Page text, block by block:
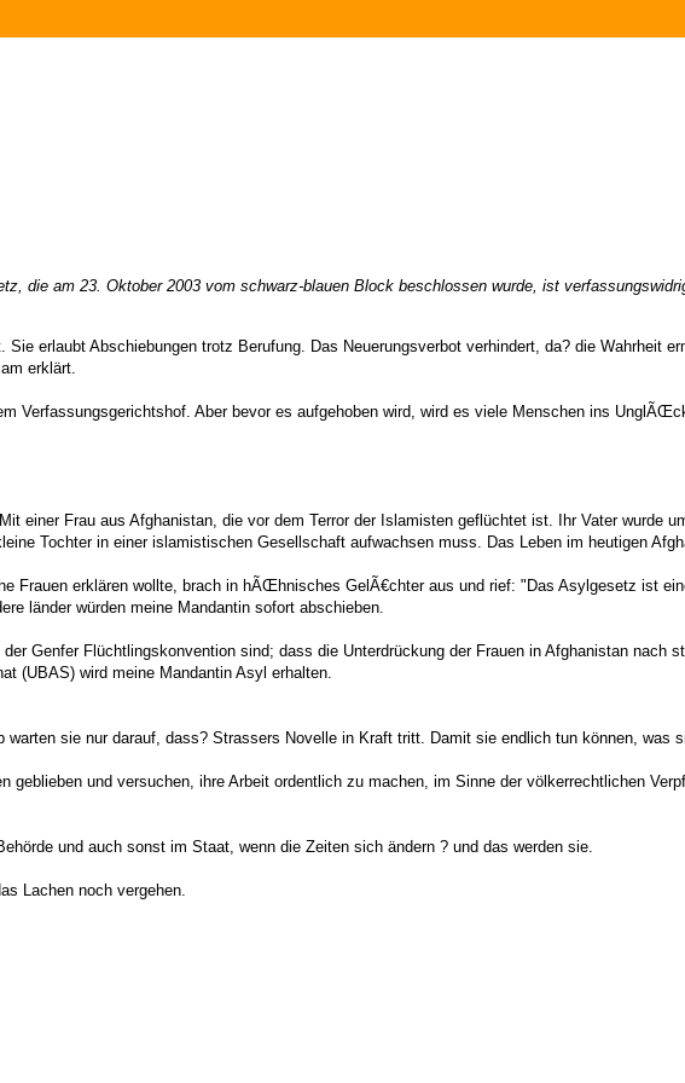
die am 23. Oktober 2003 vom schwarz-blauen Block beschlossen wurde, ist
erlaubt Abschiebungen trotz Berufung. Das Neuerungsverbot verhindert, da? die Wahrheit
erklärt.
Verfassungsgerichtshof. Aber bevor es aufgehoben wird, wird es viele Menschen ins
einer Frau aus Afghanistan, die vor dem Terror der Islamisten geflüchtet ist. Ihr Vater wurde
Tochter in einer islamistischen Gesellschaft aufwachsen muss. Das Leben im heutigen
Frauen erklären wollte, brach in hÃŒhnisches GelÃ€chter aus und rief: "Das Asylgesetz ist
länder würden meine Mandantin sofort abschieben.
Genfer Flüchtlingskonvention sind; dass die Unterdrückung der Frauen in Afghanistan nach
(UBAS) wird meine Mandantin Asyl erhalten.
sie nur darauf, dass? Strassers Novelle in Kraft tritt. Damit sie endlich tun können, was
und versuchen, ihre Arbeit ordentlich zu machen, im Sinne der völkerrechtlichen
und auch sonst im Staat, wenn die Zeiten sich ändern ? und das werden sie.
Lachen noch vergehen.